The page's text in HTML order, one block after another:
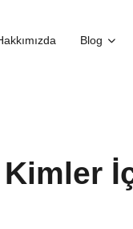
Blog
Kimler